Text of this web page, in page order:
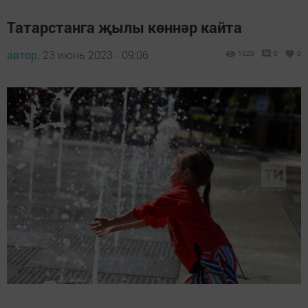
Татарстанга җылы көннәр кайта
автор, 23 июнь 2023 - 09:06 1020 0 0